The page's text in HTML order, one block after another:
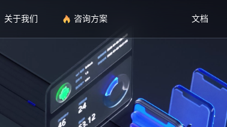
关于我们 咨询方案 文档